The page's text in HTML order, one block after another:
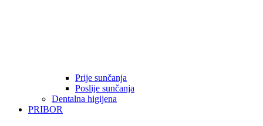
Prije sunčanja
Poslije sunčanja
Dentalna higijena
PRIBOR